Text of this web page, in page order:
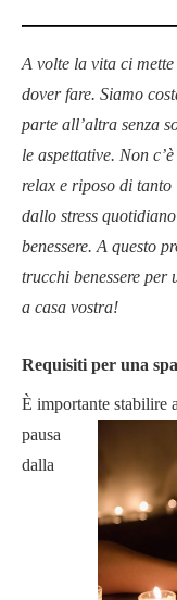
A volte la vita ci
dover fare. Siamo
parte all’altra senza
le aspettative. Non
relax e riposo di
dallo stress
benessere. A questo
trucchi benessere
a casa vostra!
Requisiti per una
È importante stabilire
pausa
dalla